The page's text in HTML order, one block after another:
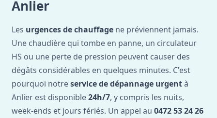
Anlier
Les urgences de chauffage ne préviennent jamais.
Une chaudière qui tombe en panne, un circulateur
HS ou une perte de pression peuvent causer des
dégâts considérables en quelques minutes. C'est
pourquoi notreservice de dépannage urgentà
Anlier est disponible24h/7, y compris les nuits,
week-ends et jours fériés. Un appel au 0472 53 24 26